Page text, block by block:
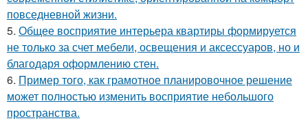
повседневной жизни.
5. Общее восприятие интерьера квартиры формируется
не только за счет мебели, освещения и аксессуаров, но и
благодаря оформлению стен.
6. Пример того, как грамотное планировочное решение
может полностью изменить восприятие небольшого
пространства.